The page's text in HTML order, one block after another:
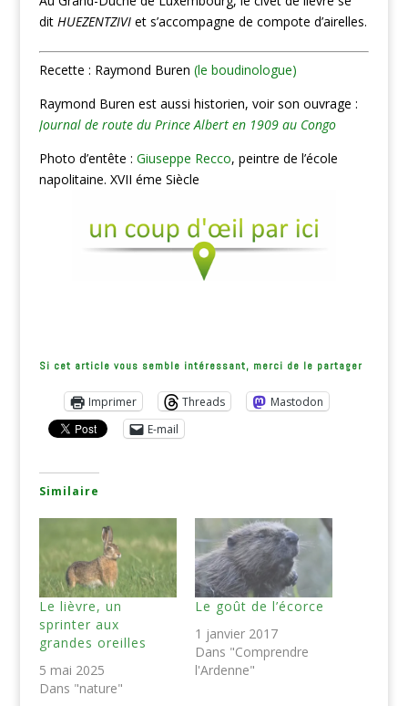
dit HUEZENTZIVIet s’accompagne de compote d’airelles.
Recette : Raymond Buren (le boudinologue)
Raymond Buren est aussi historien, voir son ouvrage :
Journal de route du Prince Albert en 1909 au Congo
Photo d’entête : Giuseppe Recco, peintre de l’école
napolitaine. XVII éme Siècle
Si cet article vous semble intéressant, merci de le partager
Imprimer Threads
Mastodon
E-mail
Similaire
Le lièvre, un
sprinter aux
grandes oreilles
5 mai 2025
Dans "nature"
Le goût de l’écorce
1 janvier 2017
Dans "Comprendre
l'Ardenne"